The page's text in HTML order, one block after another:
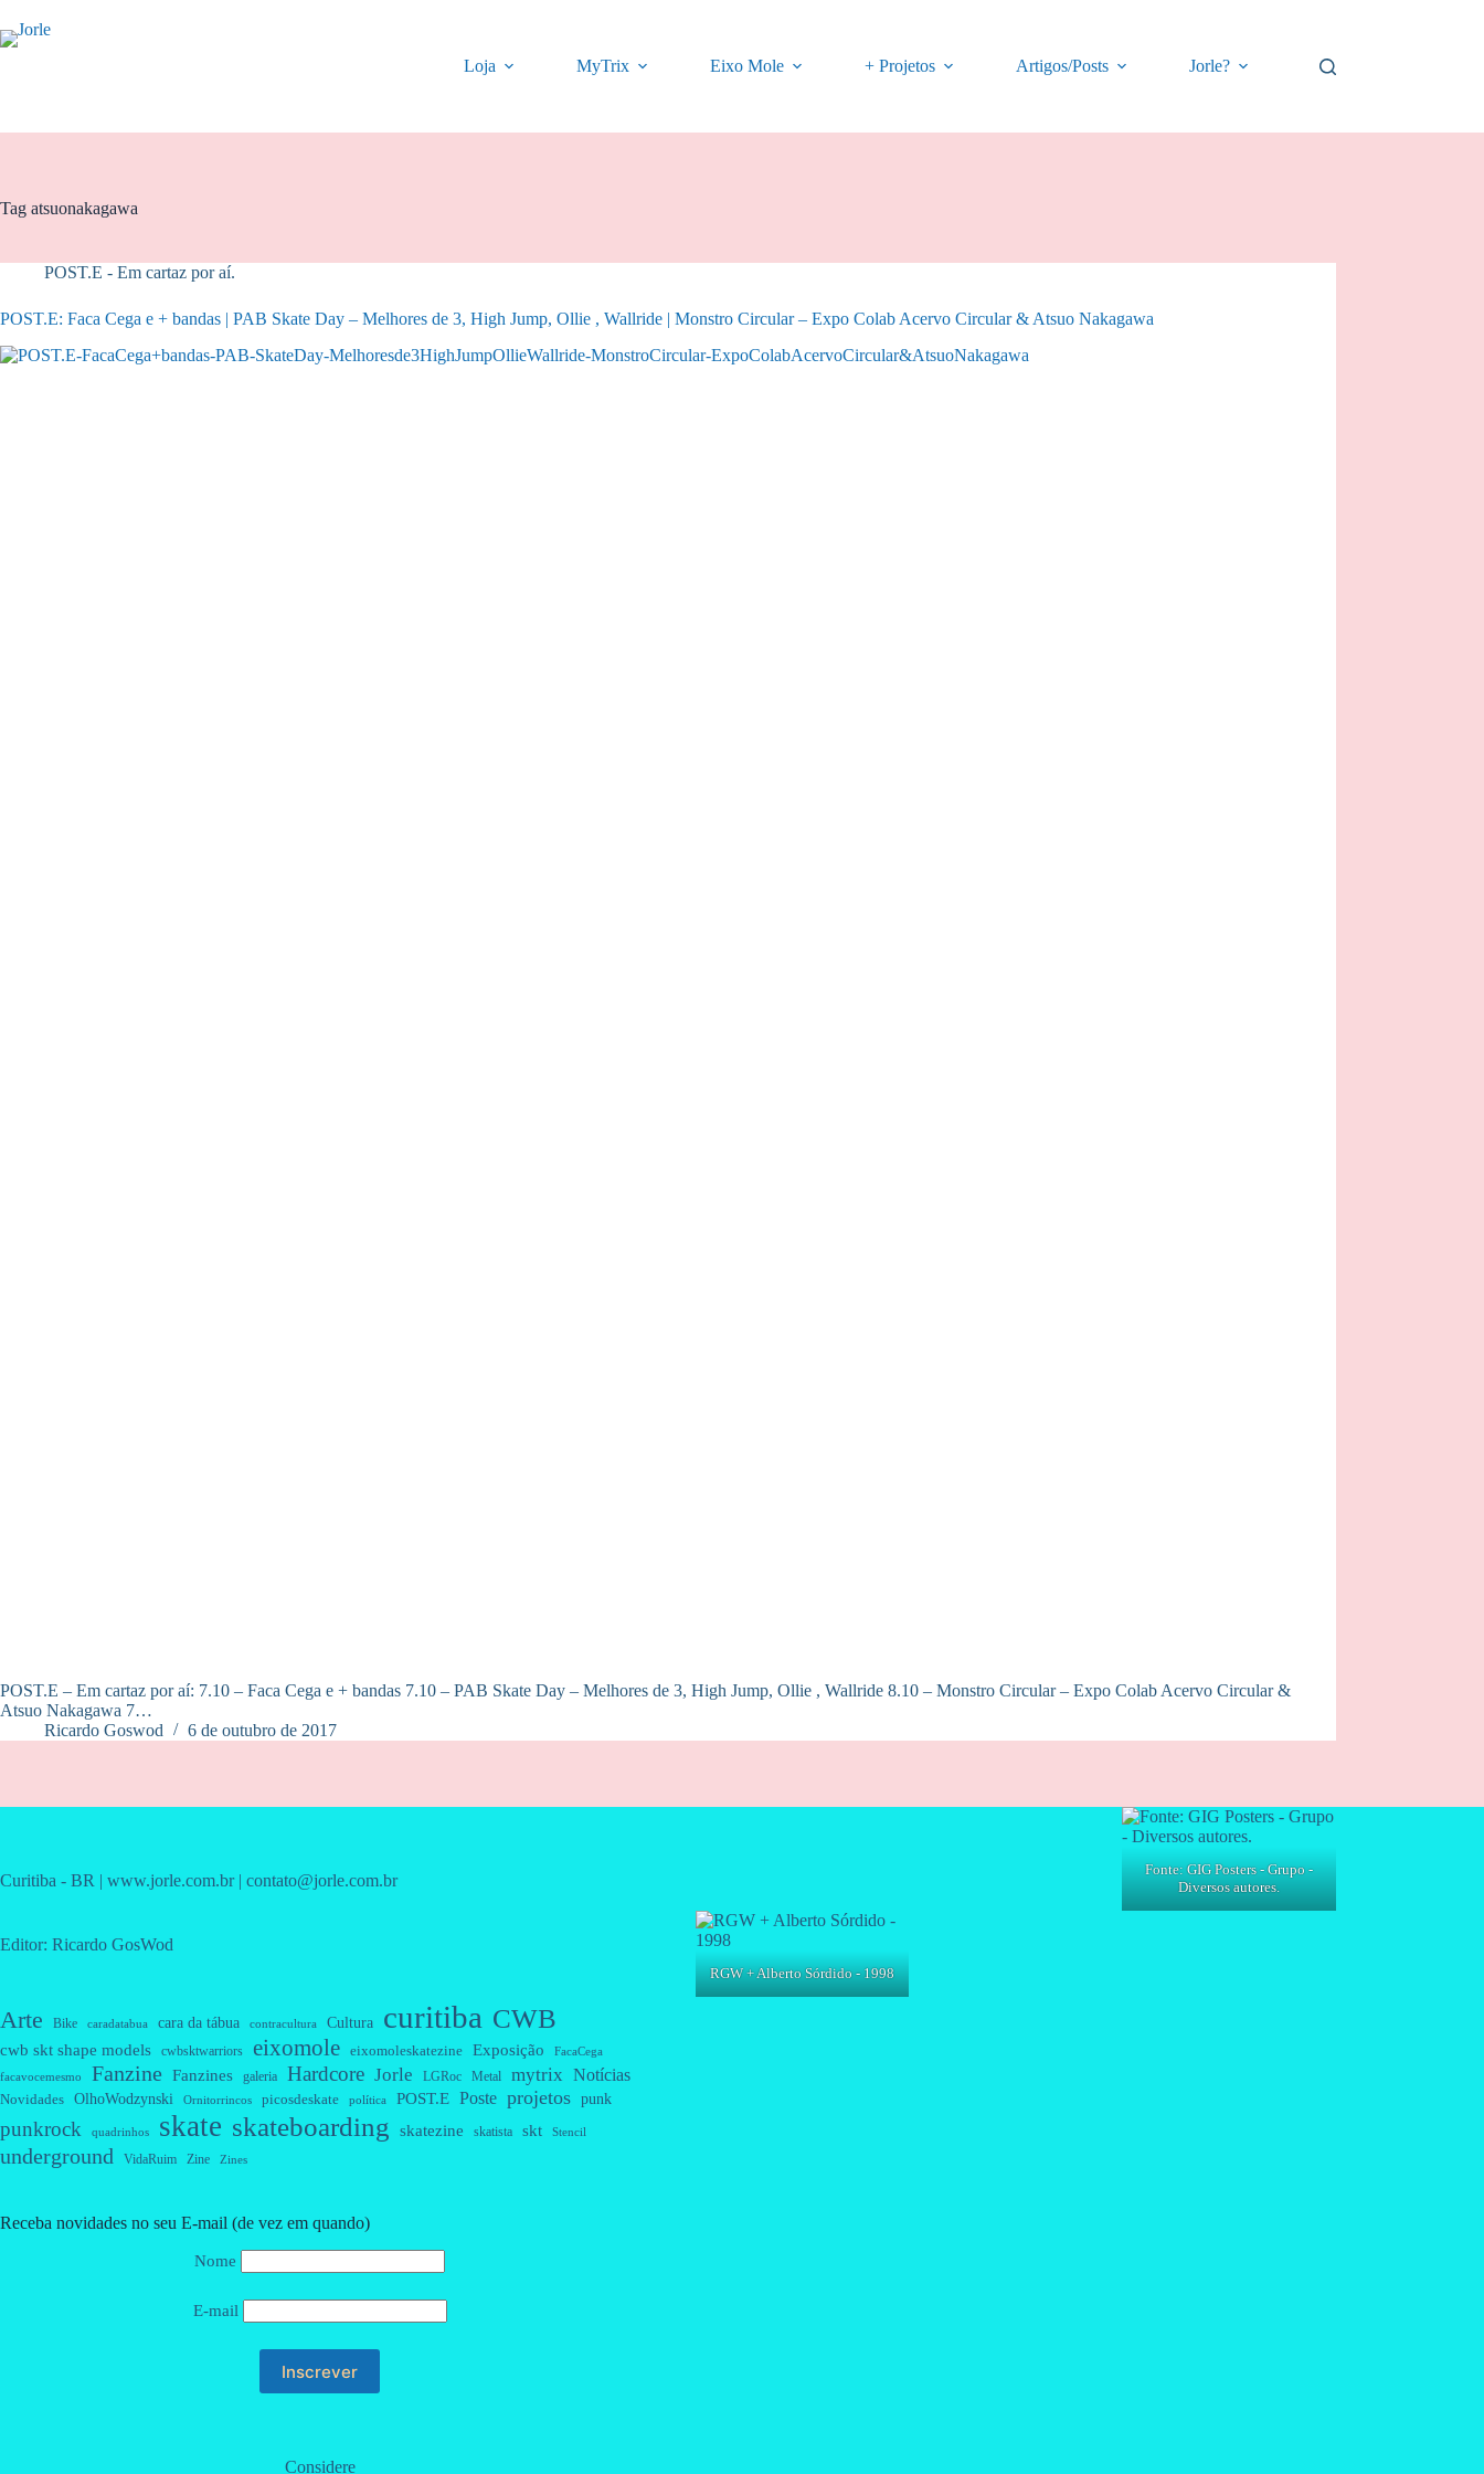
para
o
Loja MyTrix Eixo Mole + Projetos Artigos/Posts Jorle?
Tag atsuonakagawa
POST.E - Em cartaz por aí.
POST.E: Faca Cega e + bandas | PAB Skate Day – Melhores de 3, High Jump, Ollie , Wallride | Monstro Circular – Expo Colab Acervo Circular & Atsuo Nakagawa
POST.E – Em cartaz por aí: 7.10 – Faca Cega e + bandas 7.10 – PAB Skate Day – Melhores de 3, High Jump, Ollie , Wallride 8.10 – Monstro Circular – Expo Colab Acervo Circular &
Atsuo Nakagawa 7…
Ricardo Goswod
6 de outubro de 2017
Curitiba - BR | www.jorle.com.br | contato@jorle.com.br
Editor: Ricardo GosWod
Arte Bike caradatabua cara da tábua contracultura Cultura curitiba CWB
cwb skt shape models cwbsktwarriors eixomole eixomoleskatezine Exposição FacaCega
facavocemesmo Fanzine Fanzines galeria Hardcore Jorle LGRoc Metal mytrix Notícias
Novidades OlhoWodzynski Ornitorrincos picosdeskate política POST.E Poste projetos punk
punkrock quadrinhos skate skateboarding skatezine skatista skt Stencil
underground VidaRuim Zine Zines
Receba novidades no seu E-mail (de vez em quando)
Nome
E-mail
Considere
Fonte: GIG Posters - Grupo -
Diversos autores.
RGW + Alberto Sórdido - 1998